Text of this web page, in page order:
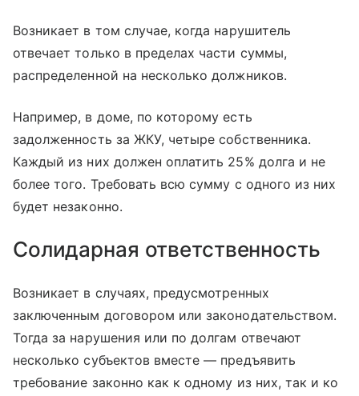
Возникает в том случае, когда нарушитель
отвечает только в пределах части суммы,
распределенной на несколько должников.
Например, в доме, по которому есть
задолженность за ЖКУ, четыре собственника.
Каждый из них должен оплатить 25% долга и не
более того. Требовать всю сумму с одного из них
будет незаконно.
Солидарная ответственность
Возникает в случаях, предусмотренных
заключенным договором или законодательством.
Тогда за нарушения или по долгам отвечают
несколько субъектов вместе — предъявить
требование законно как к одному из них, так и ко